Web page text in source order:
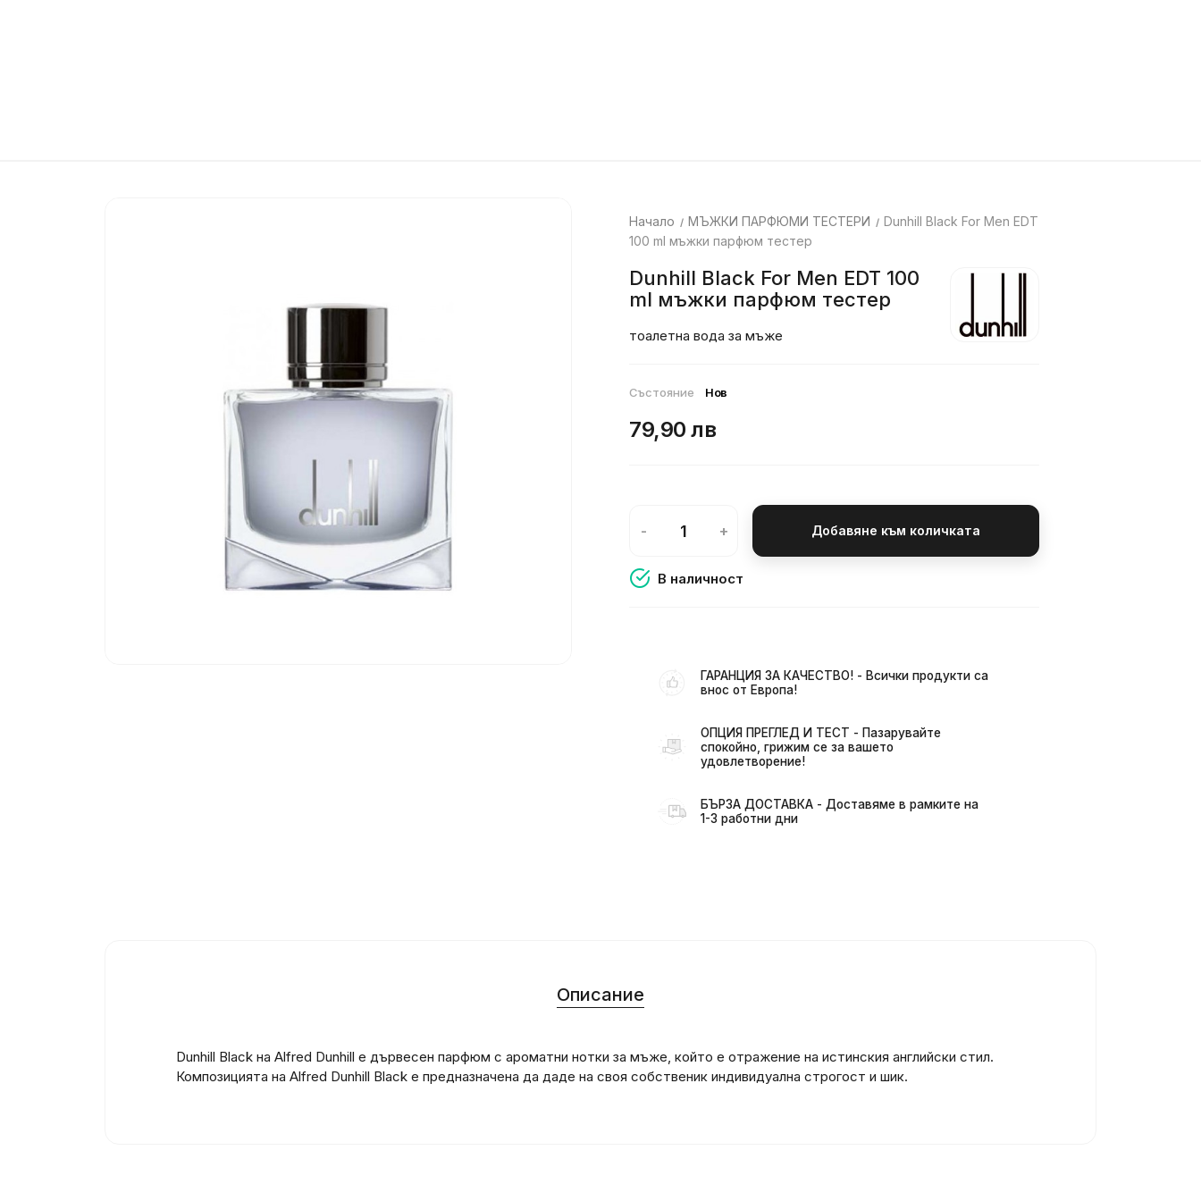
Начало МЪЖКИ ПАРФЮМИ ТЕСТЕРИ
Dunhill Black For Men EDT
100 ml мъжки парфюм тестер
Dunhill Black For Men EDT 100
ml мъжки парфюм тестер
тоалетна вода за мъже
Състояние Нов
79,90 лв
- + Добавяне към количката
В наличност
ГАРАНЦИЯ ЗА КАЧЕСТВО! - Всички продукти са
внос от Европа!
ОПЦИЯ ПРЕГЛЕД И ТЕСТ - Пазарувайте
спокойно, грижим се за вашето
удовлетворение!
БЪРЗА ДОСТАВКА - Доставяме в рамките на
1-3 работни дни
Описание
Dunhill Black на Alfred Dunhill е дървесен парфюм с ароматни нотки за мъже, който е отражение на истинския английски стил.
Композицията на Alfred Dunhill Black е предназначена да даде на своя собственик индивидуална строгост и шик.